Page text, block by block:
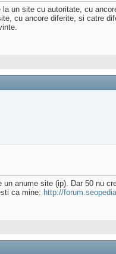
un site cu autoritate, cu
cu ancore diferite, si catre
un anume site (ip). Dar 50 nu
ca mine: http://